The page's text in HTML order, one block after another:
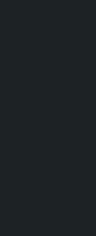
यसबारे
उनले भने
पार्टी
भएको